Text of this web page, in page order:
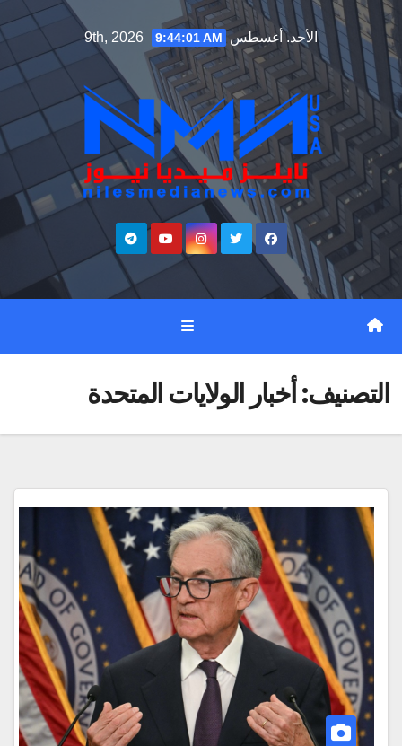
Skip
to
content
الأحد. أغسطس 9th, 2026 9:44:03 AM
التصنيف: أخبار الولايات المتحدة